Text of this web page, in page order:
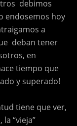
debimos
endosemos hoy
a
deban tener
en
tiempo que
y superado!
tiene que ver,
“vieja”